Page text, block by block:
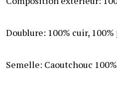
Doublure: 100% cuir,
Semelle: Caoutchouc 100%